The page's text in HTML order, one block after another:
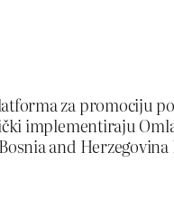
za promociju
implementiraju
and